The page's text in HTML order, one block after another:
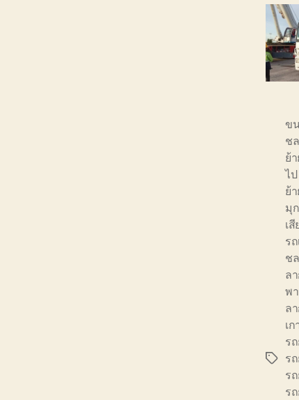
Tags
ข
ช
ย้
ไ
ย้
มุ
เ
ร
ช
ล
พ
ล
เ
ร
ร
ร
ร